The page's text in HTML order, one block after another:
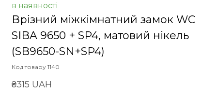
в наявності
Врізний міжкімнатний замок WC
SIBA 9650 + SP4, матовий нікель
(SB9650-SN+SP4)
Код товару 1140
₴315 UAH